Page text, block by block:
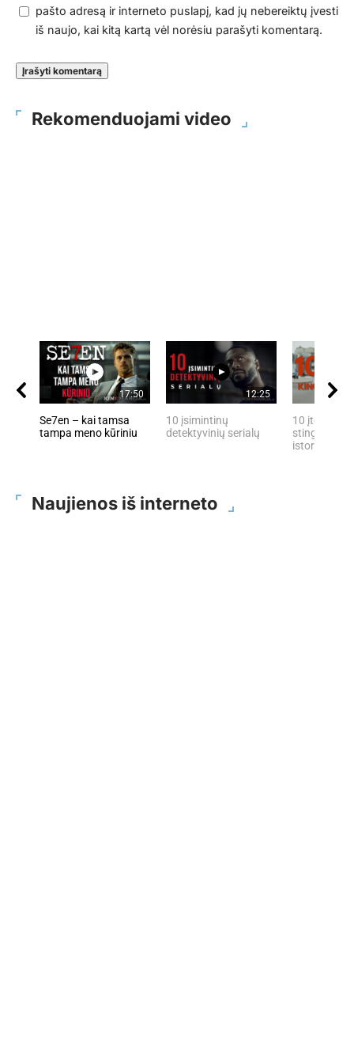
pašto adresą ir interneto puslapį, kad jų nebereiktų įvesti
iš naujo, kai kitą kartą vėl norėsiu parašyti komentarą.
Rekomenduojami video
17:50
Se7en – kai tamsa
tampa meno kūriniu
12:25
10 įsimintinų
detektyvinių serialų
10 įtemptų,
stingdančių
istorijų
Naujienos iš interneto